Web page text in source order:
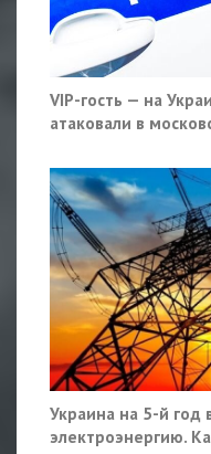
VIP-гость — на
атаковали в
Украина на 5-й год
электроэнергию.